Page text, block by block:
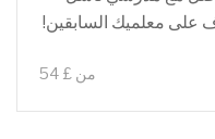
على معلميك السابقين!
من £ 54